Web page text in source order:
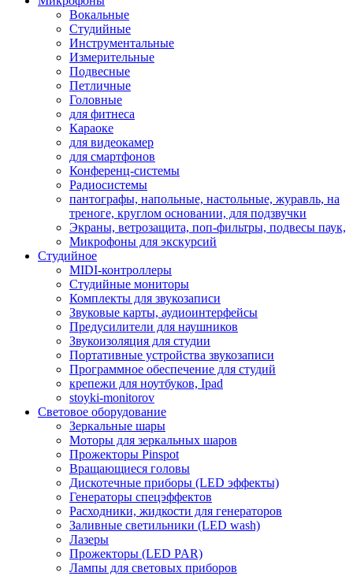
Вокальные
Студийные
Инструментальные
Измерительные
Подвесные
Петличные
Головные
для фитнеса
Караоке
для видеокамер
для смартфонов
Конференц-системы
Радиосистемы
пантографы, напольные, настольные, журавль, на
треноге, круглом основании, для подзвучки
Экраны, ветрозащита, поп-фильтры, подвесы паук,
Микрофоны для экскурсий
Студийное
MIDI-контроллеры
Студийные мониторы
Комплекты для звукозаписи
Звуковые карты, аудиоинтерфейсы
Предусилители для наушников
Звукоизоляция для студии
Портативные устройства звукозаписи
Программное обеспечение для студий
крепежи для ноутбуков, Ipad
stoyki-monitorov
Световое оборудование
Зеркальные шары
Моторы для зеркальных шаров
Прожекторы Pinspot
Вращающиеся головы
Дискотечные приборы (LED эффекты)
Генераторы спецэффектов
Расходники, жидкости для генераторов
Заливные светильники (LED wash)
Лазеры
Прожекторы (LED PAR)
Лампы для световых приборов